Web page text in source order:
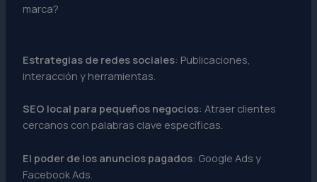
marca?
Estrategias de redes sociales: Publicaciones,
interacción y herramientas.
SEO local para pequeños negocios: Atraer clientes
cercanos con palabras clave específicas.
El poder de los anuncios pagados: Google Ads y
Facebook Ads.